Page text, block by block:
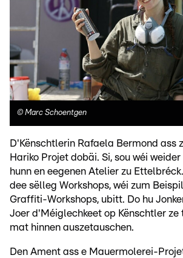
© Marc Schoentgen
D'Kënschtlerin Rafaela Bermond ass
Hariko Projet dobäi. Si, sou wéi
hunn en eegenen Atelier zu
dee sëlleg Workshops, wéi zum
Graffiti-Workshops, ubitt. Do hu
Joer d'Méiglechkeet op Kënschtler ze
mat hinnen auszetauschen.
Den Ament ass e Mauermolerei-